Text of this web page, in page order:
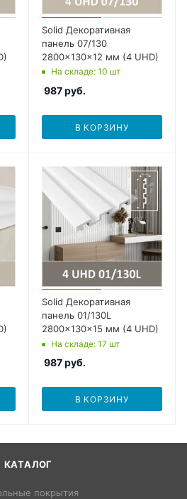
Solid Декоративная
панель 07/130
2800x130x12 мм (4 UHD)
На складе: 10 шт
987руб.
В КОРЗИНУ
Solid Декоративная
панель 01/130L
2800x130x15 мм (4 UHD)
На складе: 17 шт
987руб.
В КОРЗИНУ
КАТАЛОГ
покрытия